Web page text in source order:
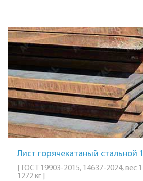
[ ГОСТ 19903-2015, 14637-2024, вес
1272 кг ]